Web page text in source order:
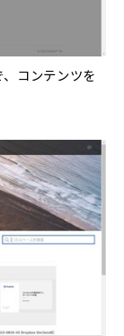
コンテンツを